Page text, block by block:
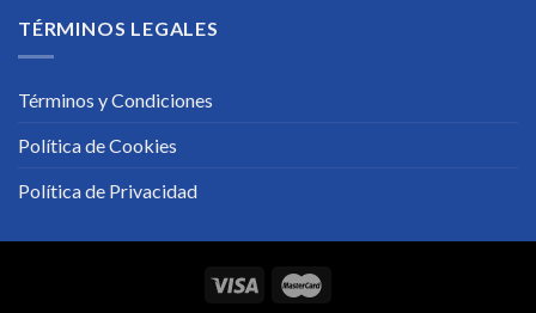
TÉRMINOS LEGALES
Términos y Condiciones
Política de Cookies
Política de Privacidad